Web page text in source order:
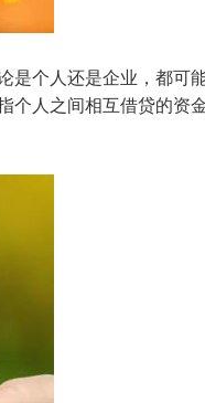
是个人还是企业，都
个人之间相互借贷的